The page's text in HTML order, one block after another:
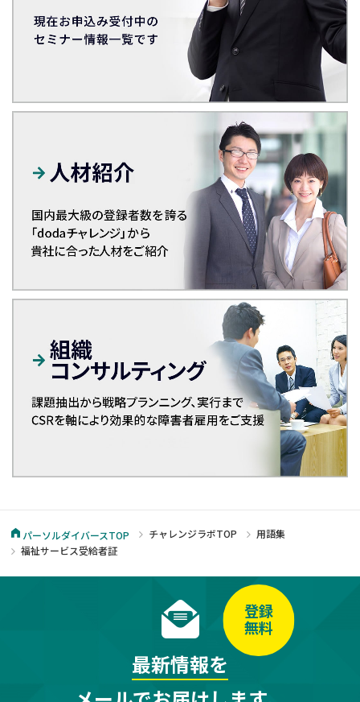
パーソルダイバースTOP チャレンジラボTOP
用語集
福祉サービス受給者証
最新情報を
登録
無料